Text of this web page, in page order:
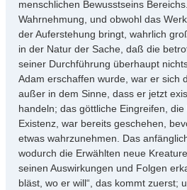
menschlichen Bewusstseins
Wahrnehmung, und obwohl das
der Auferstehung bringt, wahrlich
in der Natur der Sache, daß die
seiner Durchführung überhaupt
Adam erschaffen wurde, war er sich
außer in dem Sinne, dass er jetzt
handeln; das göttliche Eingreifen,
Existenz, war bereits geschehen,
etwas wahrzunehmen. Das
wodurch die Erwählten neue
seinen Auswirkungen und Folgen
bläst, wo er will“, das kommt zuerst;